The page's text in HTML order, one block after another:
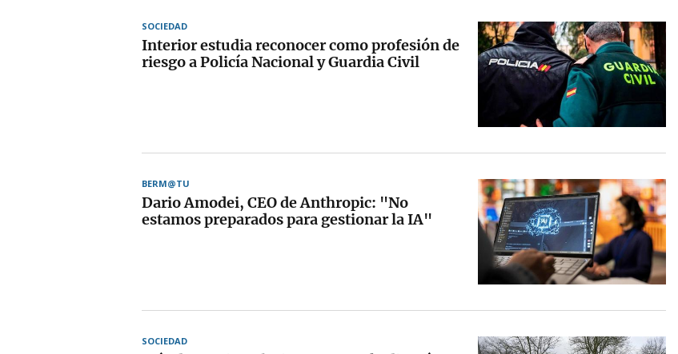
SOCIEDAD
Interior estudia reconocer como profesión de
riesgo a Policía Nacional y Guardia Civil
BERM@TU
Dario Amodei, CEO de Anthropic: "No
estamos preparados para gestionar la IA"
SOCIEDAD